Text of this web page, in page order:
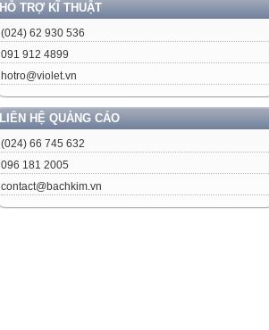
HỖ TRỢ KĨ THUẬT
(024) 62 930 536
091 912 4899
hotro@violet.vn
LIÊN HỆ QUẢNG CÁO
(024) 66 745 632
096 181 2005
contact@bachkim.vn